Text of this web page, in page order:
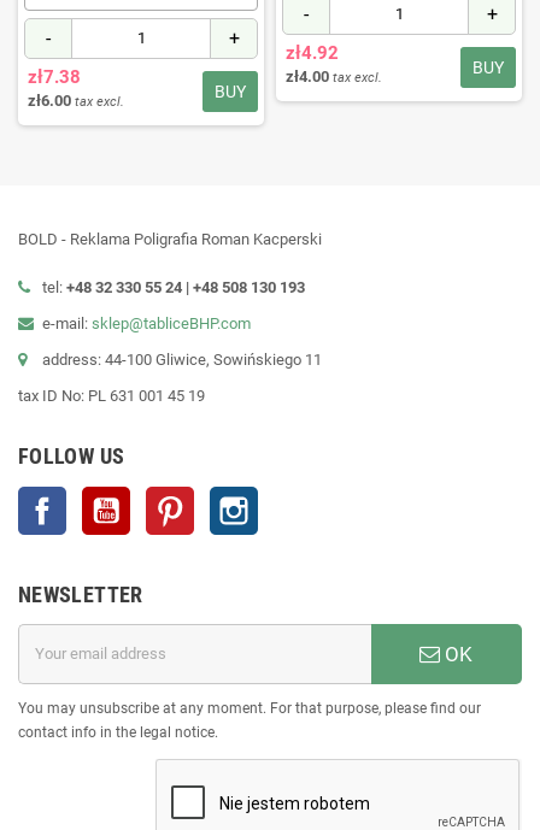
- +
BUY
zł7.38
zł6.00 tax excl.
- +
BUY
zł4.92
zł4.00 tax excl.
BOLD - Reklama Poligrafia Roman Kacperski
tel: +48 32 330 55 24 | +48 508 130 193
e-mail: sklep@tabliceBHP.com
address: 44-100 Gliwice, Sowińskiego 11
tax ID No: PL 631 001 45 19
FOLLOW US
Facebook YouTube Pinterest
NEWSLETTER
OK
You may unsubscribe at any moment. For that purpose, please find our
contact info in the legal notice.